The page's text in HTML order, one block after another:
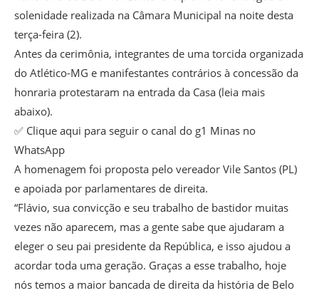
solenidade realizada na Câmara Municipal na noite desta
terça-feira (2).
Antes da cerimônia, integrantes de uma torcida organizada
do Atlético-MG e manifestantes contrários à concessão da
honraria protestaram na entrada da Casa (leia mais
abaixo).
✅ Clique aqui para seguir o canal do g1 Minas no
WhatsApp
A homenagem foi proposta pelo vereador Vile Santos (PL)
e apoiada por parlamentares de direita.
“Flávio, sua convicção e seu trabalho de bastidor muitas
vezes não aparecem, mas a gente sabe que ajudaram a
eleger o seu pai presidente da República, e isso ajudou a
acordar toda uma geração. Graças a esse trabalho, hoje
nós temos a maior bancada de direita da história de Belo